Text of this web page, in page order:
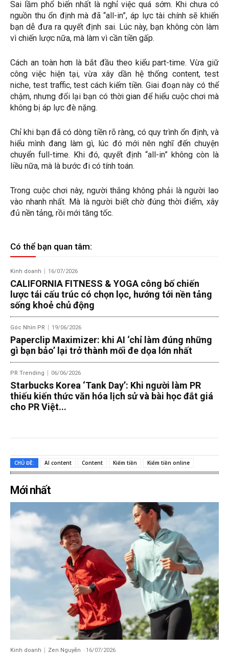
Sai lầm phổ biến nhất là nghỉ việc quá sớm. Khi chưa có
nguồn thu ổn định mà đã “all-in”, áp lực tài chính sẽ khiến
bạn dễ đưa ra quyết định sai. Lúc này, bạn không còn làm
vì chiến lược nữa, mà làm vì cần tiền gấp.
Cách an toàn hơn là bắt đầu theo kiểu part-time. Vừa giữ
công việc hiện tại, vừa xây dần hệ thống content, test
niche, test traffic, test cách kiếm tiền. Giai đoạn này có thể
chậm, nhưng đổi lại bạn có thời gian để hiểu cuộc chơi mà
không bị áp lực đè nặng.
Chỉ khi bạn đã có dòng tiền rõ ràng, có quy trình ổn định, và
hiểu mình đang làm gì, lúc đó mới nên nghĩ đến chuyện
chuyển full-time. Khi đó, quyết định “all-in” không còn là
liều nữa, mà là bước đi có tính toán.
Trong cuộc chơi này, người thắng không phải là người lao
vào nhanh nhất. Mà là người biết chờ đúng thời điểm, xây
đủ nền tảng, rồi mới tăng tốc.
Có thể bạn quan tâm:
Kinh doanh 16/07/2026
CALIFORNIA FITNESS & YOGA công bố chiến
lược tái cấu trúc có chọn lọc, hướng tới nền tảng
sống khoẻ chủ động
Góc Nhìn PR 19/06/2026
Paperclip Maximizer: khi AI ‘chỉ làm đúng những
gì bạn bảo’ lại trở thành mối đe dọa lớn nhất
PR Trending 06/06/2026
Starbucks Korea ‘Tank Day’: Khi người làm PR
thiếu kiến thức văn hóa lịch sử và bài học đắt giá
cho PR Việt...
CHỦ ĐỀ: AI content Content Kiếm tiền Kiếm tiền online
Mới nhất
Kinh doanh Zen Nguyễn - 16/07/2026